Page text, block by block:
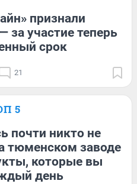
признали
за участие теперь
срок
21
5
почти никто не
тюменском заводе
которые вы
день